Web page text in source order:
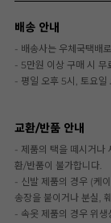
배송 안내
- 배송사는 우체국택배
- 5만원 이상 구매 시 무
- 평일 오후 5시, 토요일
교환/반품 안내
- 제품의 택을 떼시거나
환/반품이 불가합니다.
- 신발 제품의 경우 (케
송장을 붙이거나 분실,
- 속옷 제품의 경우 위